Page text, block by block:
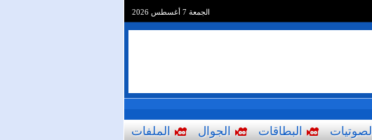
الجمعة 7 أغسطس 2026
الصوتيات البطاقات الجوال الملفات